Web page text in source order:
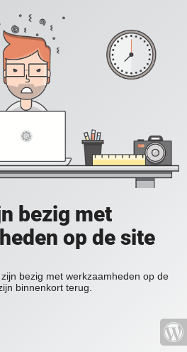
bezig met
op de site
bezig met werkzaamheden op de
binnenkort terug.